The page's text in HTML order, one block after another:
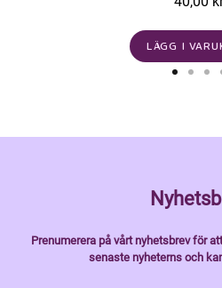
LÄGG I
Prenumerera på vårt nyhetsbrev för
senaste nyheterns och